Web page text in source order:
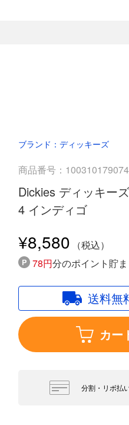
ブランド：ディッキーズ
商品番号：
Dickies ディッキー
4 インディゴ
¥8,580
78円分のポイント貯
送料無
カー
分割・リボ払